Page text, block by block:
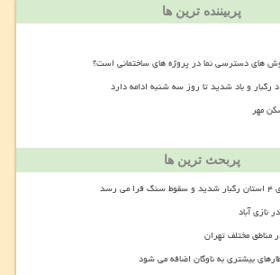
پربیننده ترین ها
های دسترسی نما در پروژه های ساختمانی است؟
مهر
پربحث ترین ها
آباد
مناطق مختلف تهران
بیشتری به ناوگان اضافه می شود